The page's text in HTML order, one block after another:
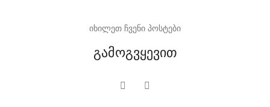
იხილეთ ჩვენი პოსტები
გამოგვყევით